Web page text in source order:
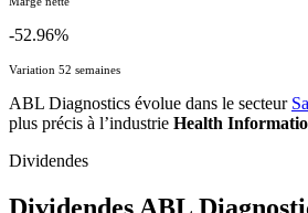
12.39%
Marge nette
-52.96%